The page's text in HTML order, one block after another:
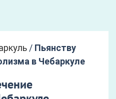
/ Пьянству
в Чебаркуле